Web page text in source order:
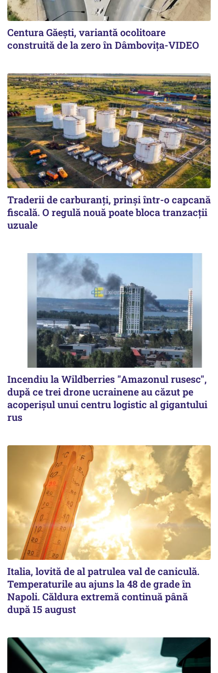
Centura Găești, variantă ocolitoare
construită de la zero în Dâmbovița-VIDEO
Traderii de carburanți, prinși într-o capcană
fiscală. O regulă nouă poate bloca tranzacții
uzuale
Incendiu la Wildberries "Amazonul rusesc",
după ce trei drone ucrainene au căzut pe
acoperişul unui centru logistic al gigantului
rus
Italia, lovită de al patrulea val de caniculă.
Temperaturile au ajuns la 48 de grade în
Napoli. Căldura extremă continuă până
după 15 august